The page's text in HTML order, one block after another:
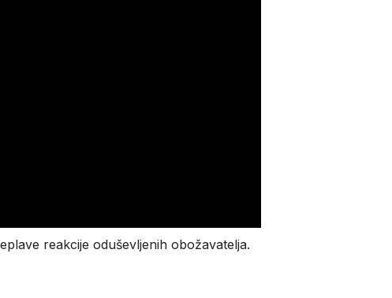
reakcije oduševljenih obožavatelja.